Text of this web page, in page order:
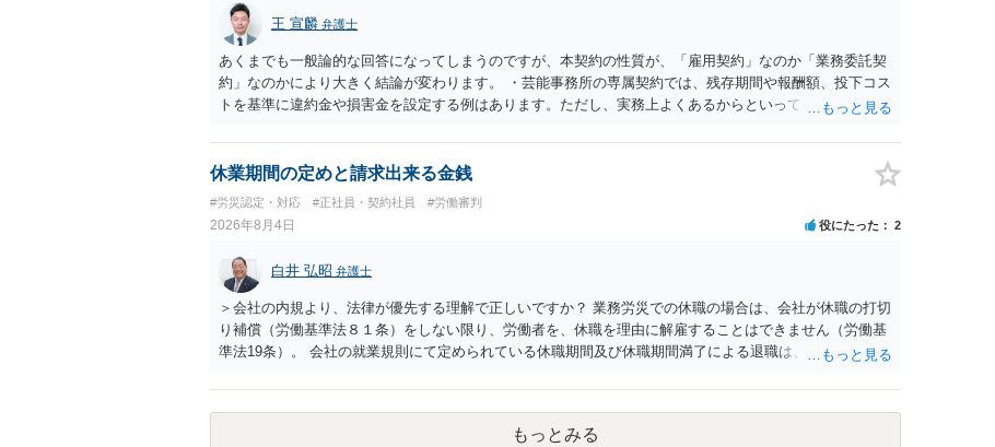
王 宣麟 弁護士
あくまでも一般論的な回答になってしまうのですが、本契約の性質が、「雇用契約」なのか「業務委託契
約」なのかにより大きく結論が変わります。 ・芸能事務所の専属契約では、残存期間や報酬額、投下コス
トを基準に違約金や損害金を設定する例はあります。ただし、実務上よくあるからといって当然に適法と
になるわけではありません。契約が労働契約に近い実態なら労基法16条で無効となる余地があり、そうで
なくても、金額が事務所の損害と比べて過大なら無効や減額が争点になります。 ・契約前の修正交渉は一
ではなく「合理的な実費・未回収費用のみ」に限定する、などが典型です。 ・弁護士に契約前に契約書の
内容をレビューしてもらう価値は十分にあると思われます。 争点は、契約類型が雇用か業務委託か、実態
として労働者性があるか、解除事由が双方にどう定められているか、違約金の算定根拠が合理的か、とい
う複数論点に分かれます。契約前なら、交渉のパワーバランスの問題もありますが、修正余地があるう
え、後から争うよりコストを抑えやすいので、資料等を持参の上弁護士に確認されることをお勧めしま
す。 ・事務所側の解除でも、解除理由によってはタレント側に損害賠償が発生する建付けになっているこ
とはあります。ただし、事務所側が一方的に解除したのにタレントへ違約金を課す設計は、合理性や対価
性を欠くとして争いやすいです。逆に、タレント側の重大な契約違反がある場合は、実損害の範囲で請求
される可能性はあります。
休業期間の定めと請求出来る金銭
#労災認定・対応 #正社員・契約社員 #労働審判
2026年8月4日 役にたった 2
白井 弘昭 弁護士
＞会社の内規より、法律が優先する理解で正しいですか？ 業務労災での休職の場合は、会社が休職の打切
り補償（労働基準法８１条）をしない限り、労働者を、休職を理由に解雇することはできません（労働基
準法19条）。 会社の就業規則にて定められている休職期間及び休職期間満了による退職は、業務労災への
たります。 ＞労災の休業補償と、所得補償保険の保険金とは別に、受け取れる金銭はありますでしょう
か？ 業務労災の場合は、会社の安全配慮義務違反が認められると解されますので、会社の損害賠償責任
（治療費、通院慰謝料、入院費、入院慰謝料、後遺障害慰謝料、逸失利益等）が認められる可能性が高い
もっとみる